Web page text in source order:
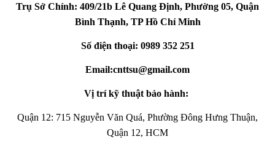
Trụ Sở Chính: 409/21b Lê Quang Định, Phường 05, Quận
Bình Thạnh, TP Hồ Chí Minh
Số điện thoại: 0989 352 251
Email:cnttsu@gmail.com
Vị trí kỹ thuật bảo hành:
Quận 12: 715 Nguyễn Văn Quá, Phường Đông Hưng Thuận,
Quận 12, HCM